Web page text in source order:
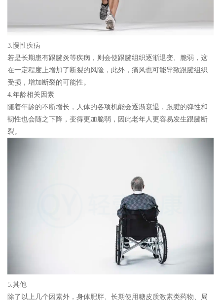
3.慢性疾病
若是长期患有跟腱炎等疾病，则会使跟腱组织逐渐退变、脆弱，这
在一定程度上增加了断裂的风险，此外，痛风也可能导致跟腱组织
受损，增加断裂的可能性。
4.年龄相关因素
随着年龄的不断增长，人体的各项机能会逐渐衰退，跟腱的弹性和
韧性也会随之下降，变得更加脆弱，因此老年人更容易发生跟腱断
裂。
5.其他
除了以上几个因素外，身体肥胖、长期使用糖皮质激素类药物、局